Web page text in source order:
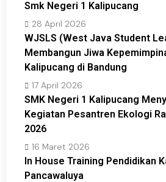
Smk Negeri 1 Kalipucang
28 April 2026
WJSLS (West Java Student
Membangun Jiwa
Kalipucang di Bandung
17 April 2026
SMK Negeri 1 Kalipucang
Kegiatan Pesantren Ekologi
2026
16 Maret 2026
In House Training Pendidikan
Pancawaluya